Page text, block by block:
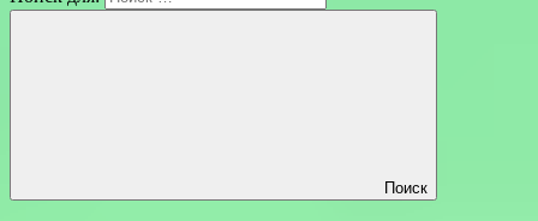
Поиск